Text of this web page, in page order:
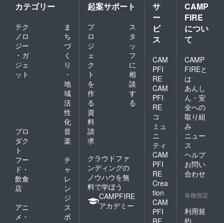
カテゴリー
テク
ノロ
ジー
・ガ
ジェ
ット
ま
ち
づ
く
り
・
地
域
活
性
化
プロ
ダク
ト
音
楽
フー
ド・
飲食
店
チ
ャ
レ
ン
ジ
アニ
メ・
ス
ポ
起案サポート
プ
ロ
ジ
ェ
ク
ト
を
作
る
ス
タ
ッ
フ
に
相
談
す
る
資
料
請
求
クラウドファ
ンディングの
ノウハウを無
料で学ぼう
CAMPFIRE
アカデミー
サ
ー
ビ
ス
CAM
PFI
RE
CAM
PFI
RE
コ
ミュ
ニ
ティ
CAM
PFI
RE
Crea
tion
CAM
PFI
CAMP
FIRE
につい
て
CAMP
FIREと
は
あんし
ん・安
全への
取り組
み
ニュー
ス
ヘルプ
お問い
合わせ
各種規定
利用規
約